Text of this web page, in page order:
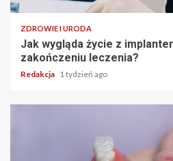
ZDROWIE I URODA
Jak wygląda życie z
zakończeniu leczenia?
Redakcja 1 tydzień ago